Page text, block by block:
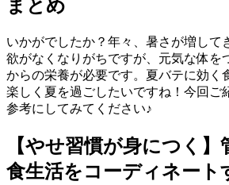
まとめ
いかがでしたか？年々、暑さが増して
欲がなくなりがちですが、元気な体を
からの栄養が必要です。夏バテに効く
楽しく夏を過ごしたいですね！今回ご
参考にしてみてください♪
【やせ習慣が身につく】
食生活をコーディネート